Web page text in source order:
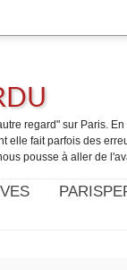
regard" sur Paris.
elle fait parfois des
pousse à aller de